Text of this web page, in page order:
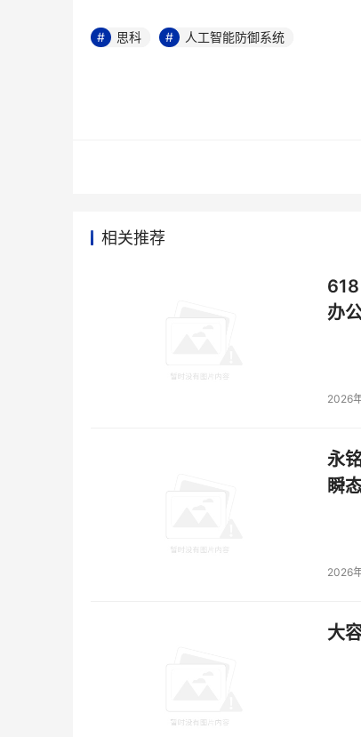
•访问控制：通过实施策略限制员工访问未
•数据与威胁防护：持续防范威胁和机密数
自我优化能力，可基于思科独有的机器学
够无缝对接现有的数据流，实现卓越的可
安全平台——思科安全云中。通过利用思
力是思科独有的优化结果。准确性和可信
World Wide Technology全球AI与网络创
继思科Hypershield后，思科人工智能防
思科 人工智能防御系统
相关推荐
办
2026
永
瞬
2026
大